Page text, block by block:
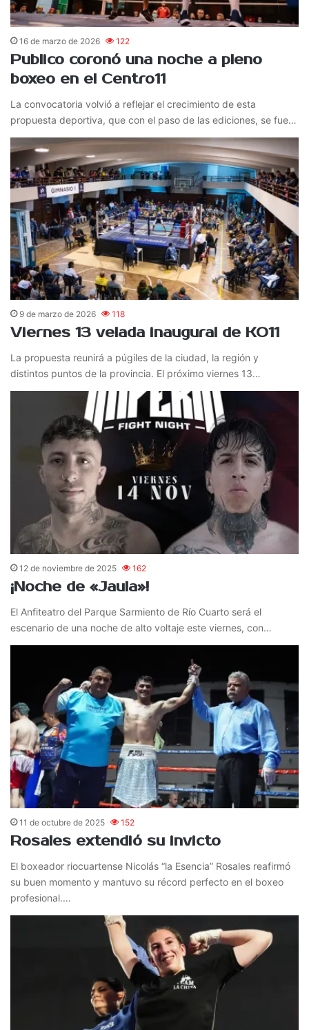
16 de marzo de 2026 122
Publico coronó una noche a pleno
boxeo en el Centro11
La convocatoria volvió a reflejar el crecimiento de esta
propuesta deportiva, que con el paso de las ediciones, se fue…
9 de marzo de 2026 118
Viernes 13 velada inaugural de KO11
La propuesta reunirá a púgiles de la ciudad, la región y
distintos puntos de la provincia. El próximo viernes 13…
12 de noviembre de 2025 162
¡Noche de «Jaula»!
El Anfiteatro del Parque Sarmiento de Río Cuarto será el
escenario de una noche de alto voltaje este viernes, con…
11 de octubre de 2025 152
Rosales extendió su invicto
El boxeador riocuartense Nicolás “la Esencia” Rosales reafirmó
su buen momento y mantuvo su récord perfecto en el boxeo
profesional.…